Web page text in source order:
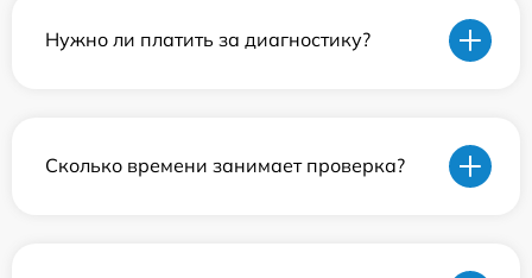
Нужно ли платить за диагностику?
Сколько времени занимает проверка?